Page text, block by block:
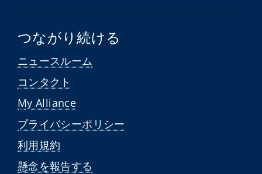
つながり続ける
ニュースルーム
コンタクト
My Alliance
プライバシーポリシー
利用規約
懸念を報告する